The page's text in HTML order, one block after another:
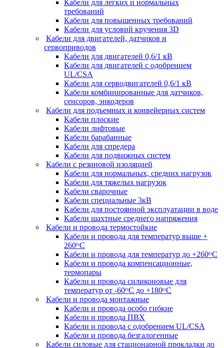
Кабели для легких и нормальных
требований
Кабели для повышенных требований
Кабели для условий кручения 3D
Кабели для двигателей, датчиков и
сервоприводов
Кабели для двигателей 0,6/1 кВ
Кабели для двигателей с одобрением
UL/CSA
Кабели для серводвигателей 0,6/1 кВ
Кабели комбинированные для датчиков,
cенсоров, энкодеров
Кабели для подъемных и конвейерных систем
Кабели плоские
Кабели лифтовые
Кабели барабанные
Кабели для спредера
Кабели для подвижных систем
Кабели с резиновой изоляцией
Кабели для нормальных, средних нагрузок
Кабели для тяжелых нагрузок
Кабели сварочные
Кабели специальные 3кВ
Кабели для постоянной эксплуатации в воде
Кабели шахтные среднего напряжения
Кабели и провода термостойкие
Кабели и провода для температур выше +
260ᴼС
Кабели и провода для температур до +260ᴼС
Кабели и провода компенсационные,
термопары
Кабели и провода силиконовые для
температур от -60ᴼC до +180ᴼС
Кабели и провода монтажные
Кабели и провода особо гибкие
Кабели и провода ПВХ
Кабели и провода с одобрением UL/CSA
Кабели и провода безгалогенные
Кабели силовые для стационарной прокладки до